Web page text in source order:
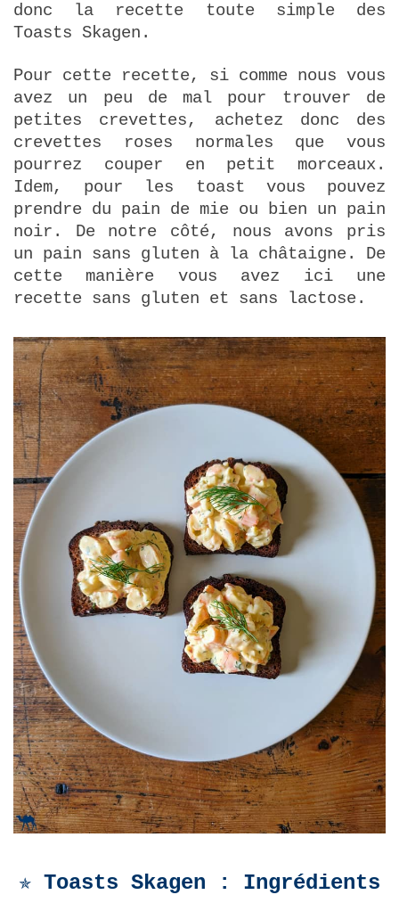
donc la recette toute simple des
Toasts Skagen.
Pour cette recette, si comme nous vous
avez un peu de mal pour trouver de
petites crevettes, achetez donc des
crevettes roses normales que vous
pourrez couper en petit morceaux.
Idem, pour les toast vous pouvez
prendre du pain de mie ou bien un pain
noir. De notre côté, nous avons pris
un pain sans gluten à la châtaigne. De
cette manière vous avez ici une
recette sans gluten et sans lactose.
✯ Toasts Skagen : Ingrédients